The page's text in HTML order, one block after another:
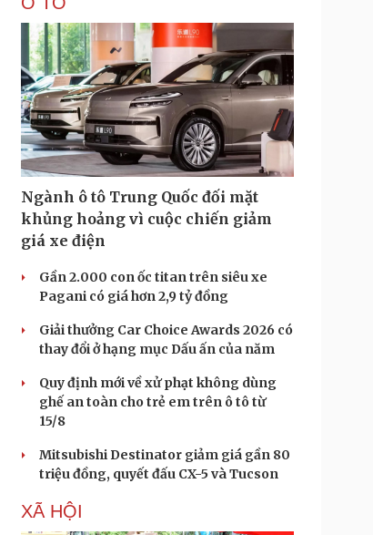
Ngành ô tô Trung Quốc đối mặt
khủng hoảng vì cuộc chiến giảm
giá xe điện
Gần 2.000 con ốc titan trên siêu xe
Pagani có giá hơn 2,9 tỷ đồng
Giải thưởng Car Choice Awards 2026 có
thay đổi ở hạng mục Dấu ấn của năm
Quy định mới về xử phạt không dùng
ghế an toàn cho trẻ em trên ô tô từ
15/8
Mitsubishi Destinator giảm giá gần 80
triệu đồng, quyết đấu CX-5 và Tucson
XÃ HỘI